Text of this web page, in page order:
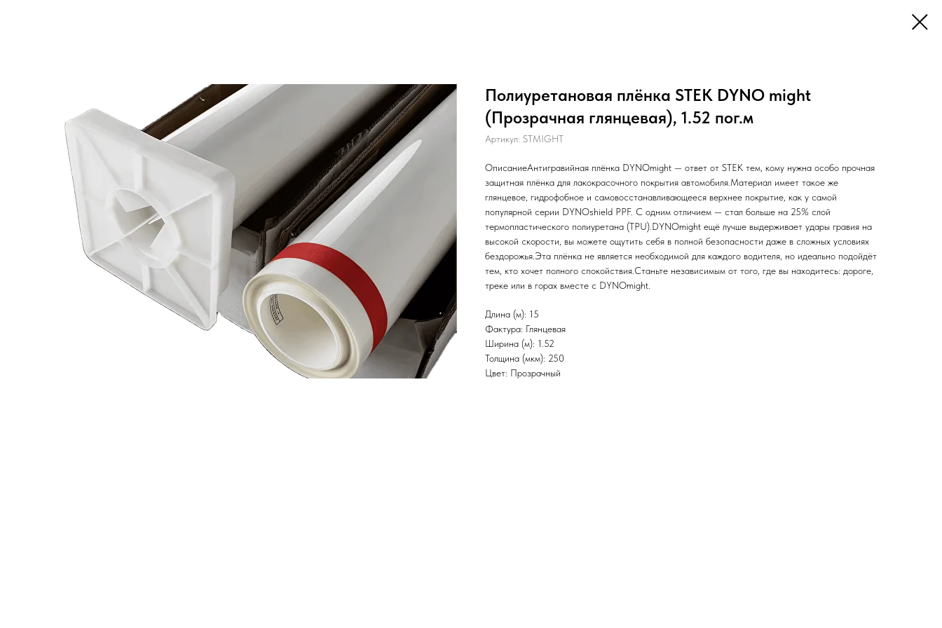
Полиуретановая плёнка STEK DYNO might
(Прозрачная глянцевая), 1.52 пог.м
Артикул: STMIGHT
ОписаниеАнтигравийная плёнка DYNOmight — ответ от STEK тем, кому нужна особо прочная
защитная плёнка для лакокрасочного покрытия автомобиля.Материал имеет такое же
глянцевое, гидрофобное и самовосстанавливающееся верхнее покрытие, как у самой
популярной серии DYNOshield PPF. С одним отличием — стал больше на 25% слой
термопластического полиуретана (TPU).DYNOmight ещё лучше выдерживает удары гравия на
высокой скорости, вы можете ощутить себя в полной безопасности даже в сложных условиях
бездорожья.Эта плёнка не является необходимой для каждого водителя, но идеально подойдёт
тем, кто хочет полного спокойствия.Станьте независимым от того, где вы находитесь: дороге,
треке или в горах вместе с DYNOmight.
Длина (м): 15
Фактура: Глянцевая
Ширина (м): 1.52
Толщина (мкм): 250
Цвет: Прозрачный